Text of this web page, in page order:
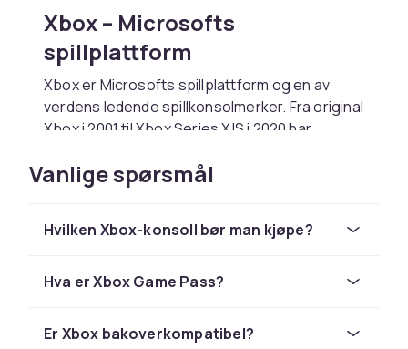
Xbox – Microsofts
spillplattform
Xbox er Microsofts spillplattform og en av
verdens ledende spillkonsolmerker. Fra original
Xbox i 2001 til Xbox Series X|S i 2020 har
spillbibliotek. Xbox Game Pass,
bakoverkompatibilitet og Microsofts sterke
Pass
med 12 teraflops GPU, ultrarask SSD og støtte
Vanlige spørsmål
Hvilken Xbox-konsoll bør man kjøpe?
Hva er Xbox Game Pass?
Er Xbox bakoverkompatibel?